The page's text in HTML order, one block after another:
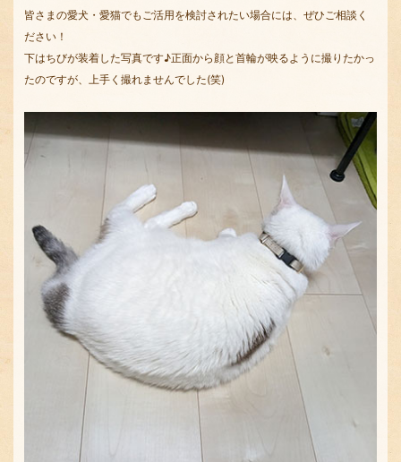
皆さまの愛犬・愛猫でもご活用を検討されたい場合には、ぜひご相談く
ださい！
下はちびが装着した写真です♪正面から顔と首輪が映るように撮りたかっ
たのですが、上手く撮れませんでした(笑)